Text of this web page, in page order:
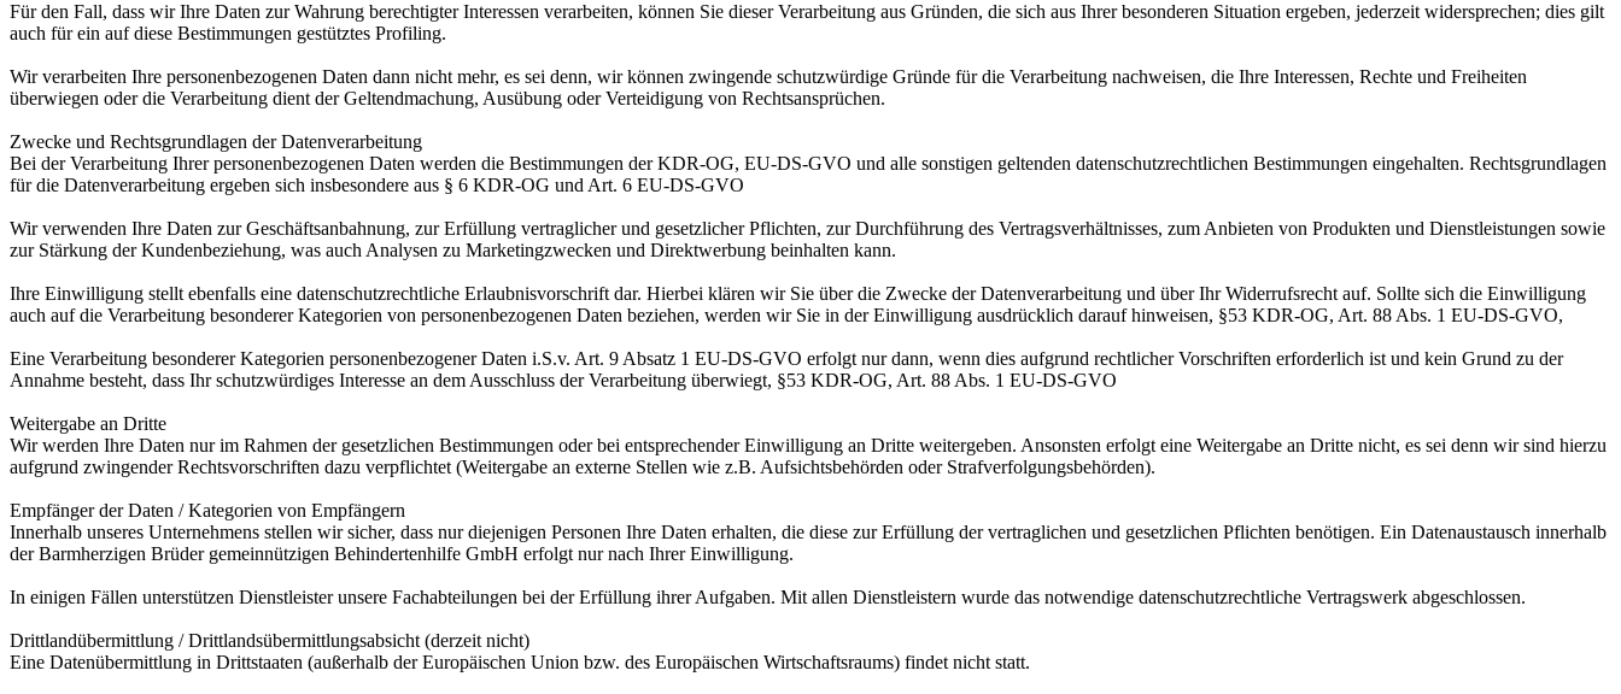
Für den Fall, dass wir Ihre Daten zur Wahrung berechtigter Interessen verarbeiten, können Sie dieser Verarbeitung aus Gründen, die sich aus Ihrer besonderen Situation ergeben, jederzeit widersprechen; dies gilt
auch für ein auf diese Bestimmungen gestütztes Profiling.
Wir verarbeiten Ihre personenbezogenen Daten dann nicht mehr, es sei denn, wir können zwingende schutzwürdige Gründe für die Verarbeitung nachweisen, die Ihre Interessen, Rechte und Freiheiten
überwiegen oder die Verarbeitung dient der Geltendmachung, Ausübung oder Verteidigung von Rechtsansprüchen.
Zwecke und Rechtsgrundlagen der Datenverarbeitung
Bei der Verarbeitung Ihrer personenbezogenen Daten werden die Bestimmungen der KDR-OG, EU-DS-GVO und alle sonstigen geltenden datenschutzrechtlichen Bestimmungen eingehalten. Rechtsgrundlagen
für die Datenverarbeitung ergeben sich insbesondere aus § 6 KDR-OG und Art. 6 EU-DS-GVO
Wir verwenden Ihre Daten zur Geschäftsanbahnung, zur Erfüllung vertraglicher und gesetzlicher Pflichten, zur Durchführung des Vertragsverhältnisses, zum Anbieten von Produkten und Dienstleistungen sowie
zur Stärkung der Kundenbeziehung, was auch Analysen zu Marketingzwecken und Direktwerbung beinhalten kann.
Ihre Einwilligung stellt ebenfalls eine datenschutzrechtliche Erlaubnisvorschrift dar. Hierbei klären wir Sie über die Zwecke der Datenverarbeitung und über Ihr Widerrufsrecht auf. Sollte sich die Einwilligung
auch auf die Verarbeitung besonderer Kategorien von personenbezogenen Daten beziehen, werden wir Sie in der Einwilligung ausdrücklich darauf hinweisen, §53 KDR-OG, Art. 88 Abs. 1 EU-DS-GVO,
Eine Verarbeitung besonderer Kategorien personenbezogener Daten i.S.v. Art. 9 Absatz 1 EU-DS-GVO erfolgt nur dann, wenn dies aufgrund rechtlicher Vorschriften erforderlich ist und kein Grund zu der
Annahme besteht, dass Ihr schutzwürdiges Interesse an dem Ausschluss der Verarbeitung überwiegt, §53 KDR-OG, Art. 88 Abs. 1 EU-DS-GVO
Weitergabe an Dritte
Wir werden Ihre Daten nur im Rahmen der gesetzlichen Bestimmungen oder bei entsprechender Einwilligung an Dritte weitergeben. Ansonsten erfolgt eine Weitergabe an Dritte nicht, es sei denn wir sind hierzu
aufgrund zwingender Rechtsvorschriften dazu verpflichtet (Weitergabe an externe Stellen wie z.B. Aufsichtsbehörden oder Strafverfolgungsbehörden).
Empfänger der Daten / Kategorien von Empfängern
Innerhalb unseres Unternehmens stellen wir sicher, dass nur diejenigen Personen Ihre Daten erhalten, die diese zur Erfüllung der vertraglichen und gesetzlichen Pflichten benötigen. Ein Datenaustausch innerhalb
der Barmherzigen Brüder gemeinnützigen Behindertenhilfe GmbH erfolgt nur nach Ihrer Einwilligung.
In einigen Fällen unterstützen Dienstleister unsere Fachabteilungen bei der Erfüllung ihrer Aufgaben. Mit allen Dienstleistern wurde das notwendige datenschutzrechtliche Vertragswerk abgeschlossen.
Drittlandübermittlung / Drittlandsübermittlungsabsicht (derzeit nicht)
Eine Datenübermittlung in Drittstaaten (außerhalb der Europäischen Union bzw. des Europäischen Wirtschaftsraums) findet nicht statt.